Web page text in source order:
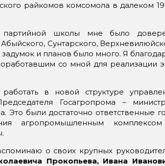
райкомов комсомола в далеком
партийной школы мне было
Сунтарского,
и планов было много. Я
со мной для реализации
в новой структуре
Госагропрома –
Это были достаточно ответственные
агропромышленным
о своих крупных
Прокопьева, Ивана